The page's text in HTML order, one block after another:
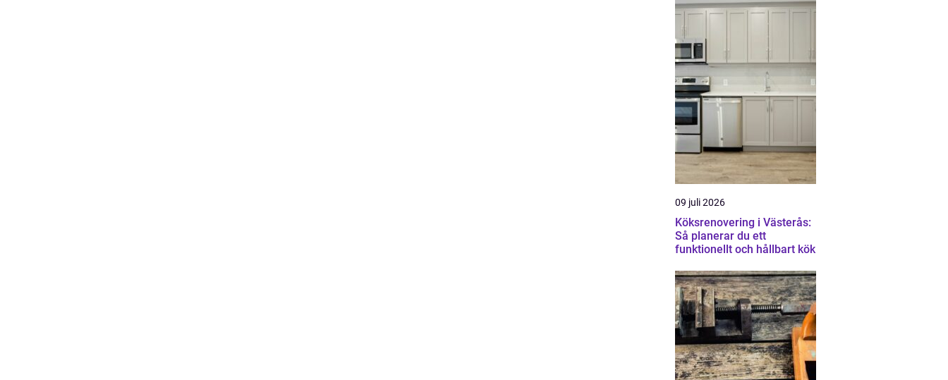
09 juli 2026
Köksrenovering i Västerås:
Så planerar du ett
funktionellt och hållbart kök